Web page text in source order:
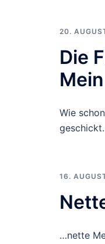
20.
Die
Wie
16.
…nette